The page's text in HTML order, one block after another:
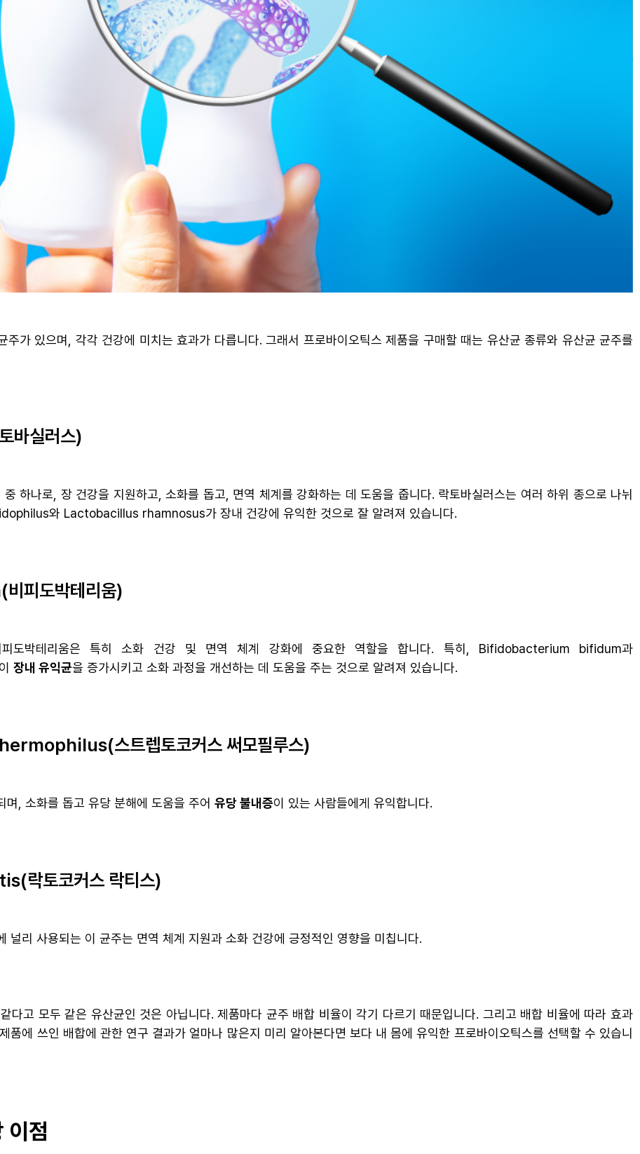
주가 있으며, 각각 건강에 미치는 효과가 다릅니다. 그래서 프로바이오틱스 제품을 구매할 때는 유산균 종류와 유산균 균주를
실러스)
하나로, 장 건강을 지원하고, 소화를 돕고, 면역 체계를 강화하는 데 도움을 줍니다. 락토바실러스는 여러 하위 종으로 나뉘
와 Lactobacillus rhamnosus가 장내 건강에 유익한 것으로 잘 알려져 있습니다.
피도박테리움)
도박테리움은 특히 소화 건강 및 면역 체계 강화에 중요한 역할을 합니다. 특히, Bifidobacterium bifidum과
장내 유익균을 증가시키고 소화 과정을 개선하는 데 도움을 주는 것으로 알려져 있습니다.
스트렙토코커스 써모필루스)
며, 소화를 돕고 유당 분해에 도움을 주어 유당 불내증이 있는 사람들에게 유익합니다.
락토코커스 락티스)
널리 사용되는 이 균주는 면역 체계 지원과 소화 건강에 긍정적인 영향을 미칩니다.
다고 모두 같은 유산균인 것은 아닙니다. 제품마다 균주 배합 비율이 각기 다르기 때문입니다. 그리고 배합 비율에 따라 효과
품에 쓰인 배합에 관한 연구 결과가 얼마나 많은지 미리 알아본다면 보다 내 몸에 유익한 프로바이오틱스를 선택할 수 있습니
이점